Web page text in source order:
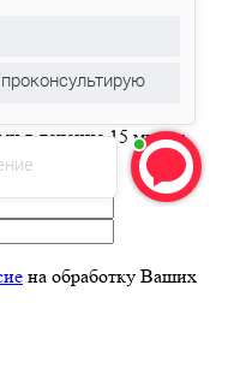
в течение 15 минут
на обработку Ваших